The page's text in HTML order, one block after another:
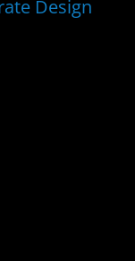
Design